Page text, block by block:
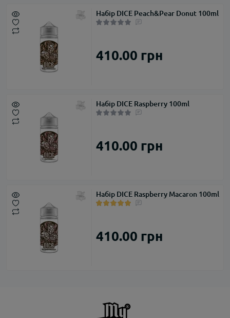
Набір DICE Peach&Pear Donut 100ml
410.00 грн
Набір DICE Raspberry 100ml
410.00 грн
Набір DICE Raspberry Macaron 100ml
410.00 грн